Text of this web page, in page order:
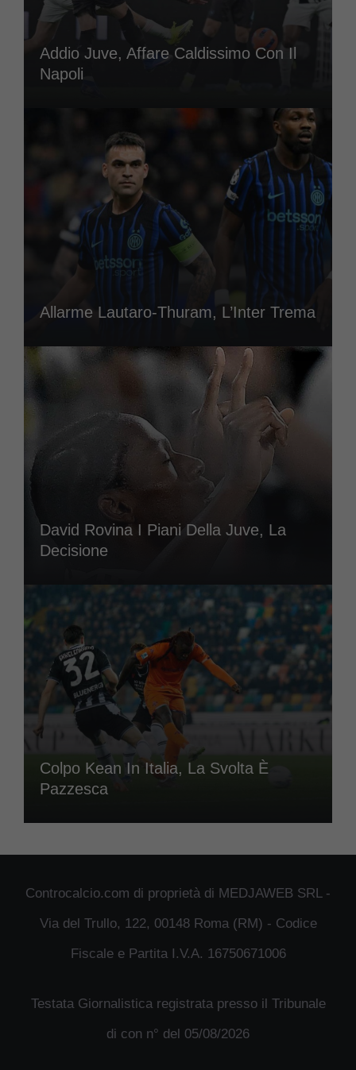
Addio Juve, Affare Caldissimo Con Il
Napoli
Allarme Lautaro-Thuram, L’Inter Trema
David Rovina I Piani Della Juve, La
Decisione
Colpo Kean In Italia, La Svolta È
Pazzesca
Controcalcio.com di proprietà di MEDJAWEB SRL -
Via del Trullo, 122, 00148 Roma (RM) - Codice
Fiscale e Partita I.V.A. 16750671006
Testata Giornalistica registrata presso il Tribunale
di con n° del 05/08/2026